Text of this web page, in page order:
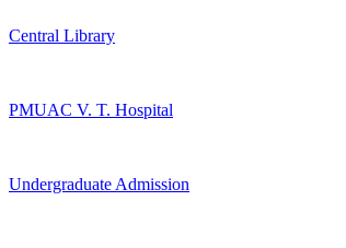
Central Library
PMUAC V. T. Hospital
Undergraduate Admission